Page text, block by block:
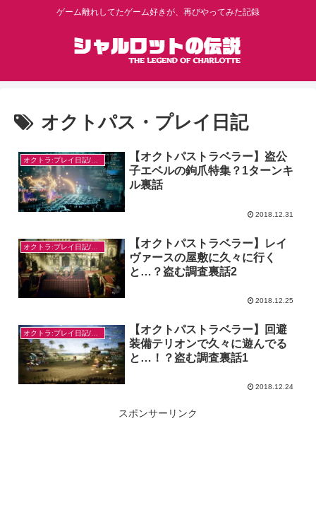
ゲーム離れしてたゲーム好きが、再びやってみた記録
オクトパス・プレイ日記
オクトラ:プレイ日記/感想
【オクトパストラベラー】盗公
子エベルの鉤爪特集？1ターンキ
ル裏話
2018.12.31
【オクトパストラベラー】レイ
ヴァースの屋敷に久々に行く
と…？盗む調査裏話2
2018.12.25
【オクトパストラベラー】回避
装備テリオンで久々に遊んでる
と…！？盗む調査裏話1
2018.12.24
スポンサーリンク